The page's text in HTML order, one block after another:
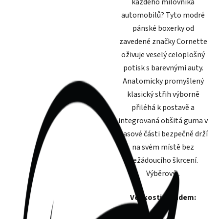
automobilů? Tyto modré
pánské boxerky od
zavedené značky Cornette
oživuje veselý celoplošný
potisk s barevnými auty.
Anatomicky promyšlený
klasický střih výborně
přiléhá k postavě a
integrovaná obšitá guma v
pasové části bezpečně drží
na svém místě bez
nežádoucího škrcení.
Výběrový...
Velikosti skladem: